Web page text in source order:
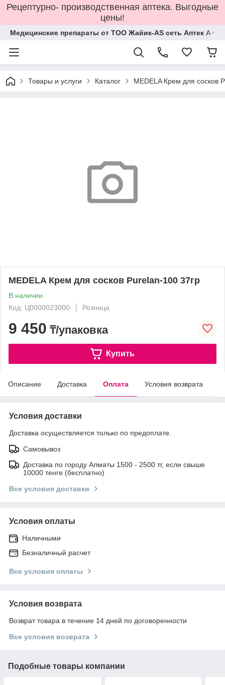
Рецептурно- производственная аптека. Выгодные
цены!
Медицинские препараты от ТОО Жайик-AS сеть Аптек А+
Товары и услуги Каталог MEDELA Крем для сосков
MEDELA Крем для сосков Purelan-100 37гр
В наличии
Код: Ц0000023000
Розница
9 450 ₸/упаковка
Купить
Описание Доставка Оплата Условия возврата
Условия доставки
Доставка осуществляется только по предоплате.
Самовывоз
Доставка по городу Алматы 1500 - 2500 тг, если свыше
10000 тенге (бесплатно)
Все условия доставки
Условия оплаты
Наличными
Безналичный расчет
Все условия оплаты
Условия возврата
Возврат товара в течение 14 дней по договоренности
Все условия возврата
Подобные товары компании